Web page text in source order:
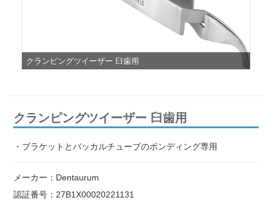
クランピングツイーザー 臼歯用
・ブラケットとバッカルチューブのボンディング専用
メーカー： Dentaurum
認証番号： 27B1X00020221131